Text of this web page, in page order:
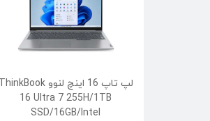
لپ تاپ 16 اینچ لنوو ThinkBook
16 Ultra 7 255H/1TB
SSD/16GB/Intel